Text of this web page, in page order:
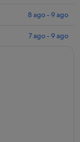
8 ago - 9 ago
7 ago - 9 ago